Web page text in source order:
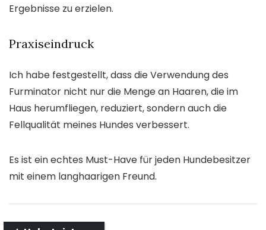
Ergebnisse zu erzielen.
Praxiseindruck
Ich habe festgestellt, dass die Verwendung des
Furminator nicht nur die Menge an Haaren, die im
Haus herumfliegen, reduziert, sondern auch die
Fellqualität meines Hundes verbessert.
Es ist ein echtes Must-Have für jeden Hundebesitzer
mit einem langhaarigen Freund.